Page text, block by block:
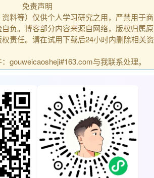
免责声明
料等）仅供个人学习研究之用，严禁用于商
负。博客部分内容来源自网络，版权归属原
责任。请在试用下载后24小时内删除相关资
gouweicaosheji#163.com与我联系处理。